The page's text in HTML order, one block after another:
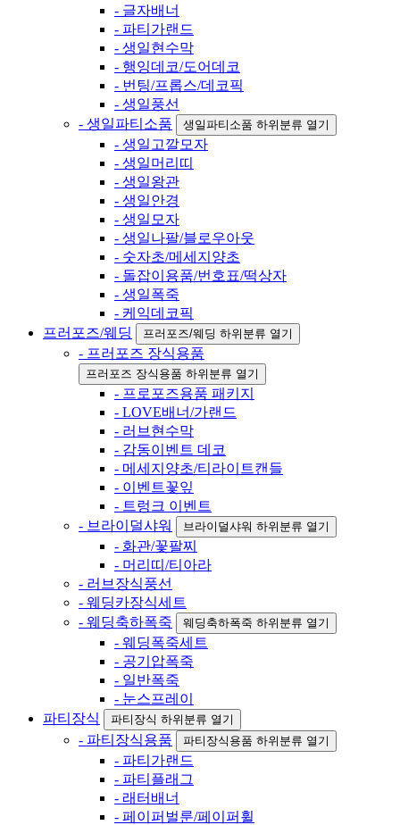
- 글자배너
- 파티가랜드
- 생일현수막
- 행잉데코/도어데코
- 번팅/프롭스/데코픽
- 생일풍선
- 생일파티소품
생일파티소품 하위분류 열기
- 생일고깔모자
- 생일머리띠
- 생일왕관
- 생일안경
- 생일모자
- 생일나팔/블로우아웃
- 숫자초/메세지양초
- 돌잡이용품/번호표/떡상자
- 생일폭죽
- 케익데코픽
프러포즈/웨딩
프러포즈/웨딩 하위분류 열기
- 프러포즈 장식용품
프러포즈 장식용품 하위분류 열기
- 프로포즈용품 패키지
- LOVE배너/가랜드
- 러브현수막
- 감동이벤트 데코
- 메세지양초/티라이트캔들
- 이벤트꽃잎
- 트렁크 이벤트
- 브라이덜샤워
브라이덜샤워 하위분류 열기
- 화관/꽃팔찌
- 머리띠/티아라
- 러브장식풍선
- 웨딩카장식세트
- 웨딩축하폭죽
웨딩축하폭죽 하위분류 열기
- 웨딩폭죽세트
- 공기압폭죽
- 일반폭죽
- 눈스프레이
파티장식
파티장식 하위분류 열기
- 파티장식용품 파티장식용품 하위분류 열기
- 파티가랜드
- 파티플래그
- 래터배너
- 페이퍼벌룬/페이퍼휠